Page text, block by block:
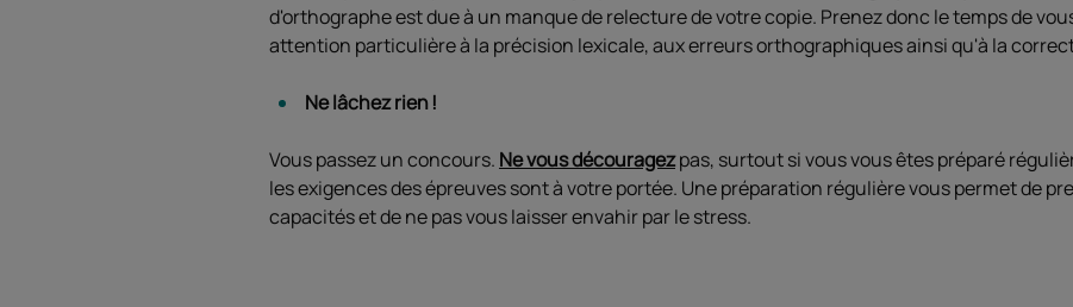
d'orthographe est due à un manque de relecture de votre copie. Prenez donc le temps de
attention particulière à la précision lexicale, aux erreurs orthographiques ainsi qu'à la
Ne lâchez rien !
Vous passez un concours. Ne vous découragezpas, surtout si vous vous êtes préparé
les exigences des épreuves sont à votre portée. Une préparation régulière vous permet de
capacités et de ne pas vous laisser envahir par le stress.